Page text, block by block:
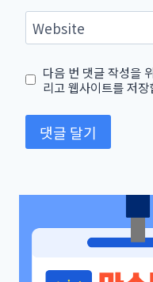
Website
다음 번 댓글 작성을
리고 웹사이트를 저장